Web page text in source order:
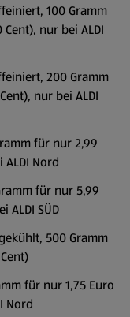
100 Gramm
nur bei ALDI
200 Gramm
nur bei ALDI
für nur 2,99
ALDI Nord
für nur 5,99
ALDI SÜD
500 Gramm
für nur 1,75 Euro
Nord